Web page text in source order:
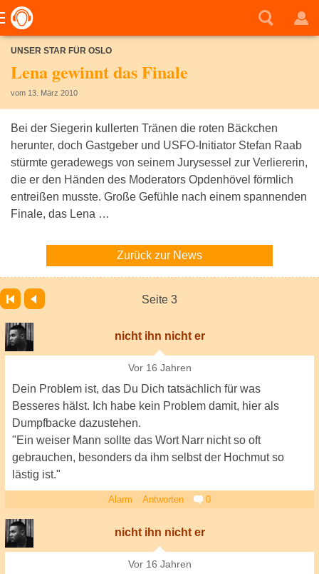
UNSER STAR FÜR OSLO
Lena gewinnt das Finale
vom 13. März 2010
Bei der Siegerin kullerten Tränen die roten Bäckchen
herunter, doch Gastgeber und USFO-Initiator Stefan Raab
stürmte geradewegs von seinem Jurysessel zur Verliererin,
die er den Händen des Moderators Opdenhövel förmlich
entreißen musste. Große Gefühle nach einem spannenden
Finale, das Lena …
Zurück zur News
Seite 3
nicht ihn nicht er
Vor 16 Jahren
Dein Problem ist, das Du Dich tatsächlich für was
Besseres hälst. Ich habe kein Problem damit, hier als
Dumpfbacke dazustehen.
"Ein weiser Mann sollte das Wort Narr nicht so oft
gebrauchen, besonders da ihm selbst der Hochmut so
lästig ist."
Alarm Antworten 0
nicht ihn nicht er
Vor 16 Jahren